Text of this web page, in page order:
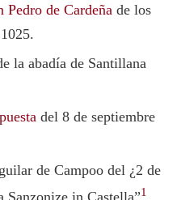
Pedro de Cardeña de los
la abadía de Santillana
del 8 de septiembre
de Campoo del ¿2 de
1